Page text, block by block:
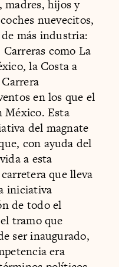
madres, hijos y
nuevecitos,
más industria:
como La
la Costa a
en los que el
México. Esta
del magnate
con ayuda del
a esta
que lleva
iniciativa
de todo el
tramo que
ser inaugurado,
era